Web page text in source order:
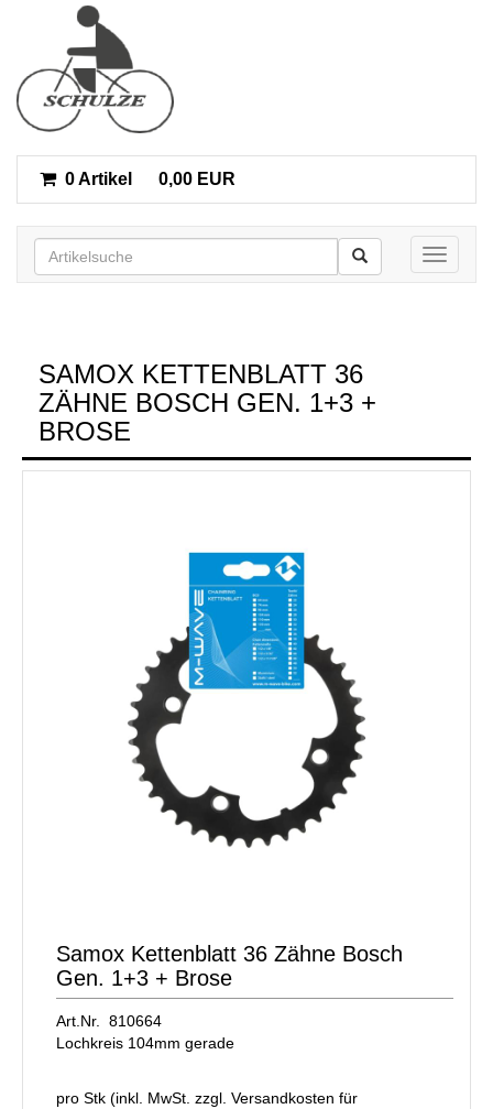
0 Artikel 0,00 EUR
Toggle
SAMOX KETTENBLATT 36
ZÄHNE BOSCH GEN. 1+3 +
BROSE
Samox Kettenblatt 36 Zähne Bosch
Gen. 1+3 + Brose
Art.Nr. 810664
Lochkreis 104mm gerade
pro Stk (inkl. MwSt. zzgl. Versandkosten für